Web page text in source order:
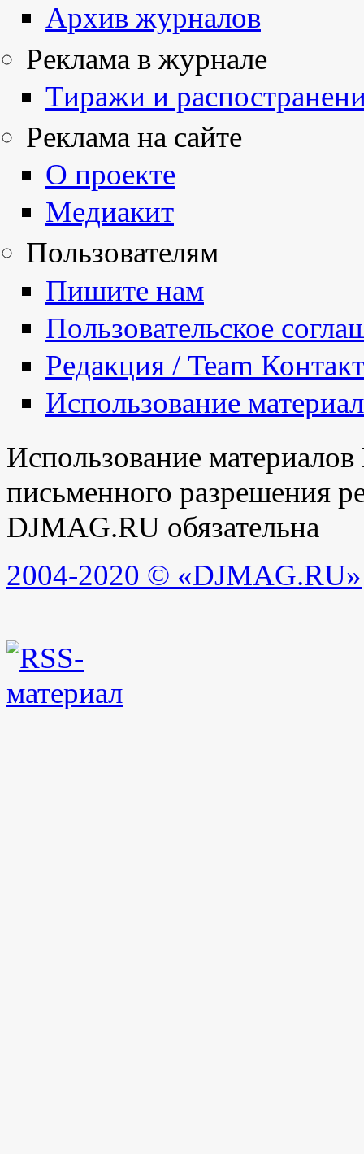
Архив журналов
Реклама в журнале
Тиражи и
Реклама на сайте
О проекте
Медиакит
Пользователям
Пишите нам
Пользовательское
Редакция / Team
Использование
Использование
письменного разрешения
DJMAG.RU обязательна
2004-2020 © «DJMAG.RU»